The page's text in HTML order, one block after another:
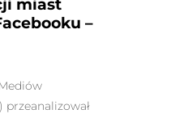
miast
–
przeanalizował